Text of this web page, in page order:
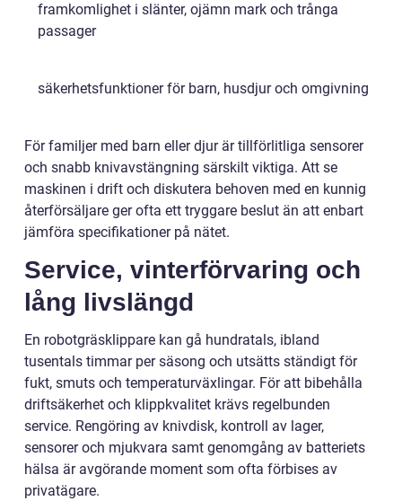
framkomlighet i slänter, ojämn mark och trånga
passager
säkerhetsfunktioner för barn, husdjur och omgivning
För familjer med barn eller djur är tillförlitliga sensorer
och snabb knivavstängning särskilt viktiga. Att se
maskinen i drift och diskutera behoven med en kunnig
återförsäljare ger ofta ett tryggare beslut än att enbart
jämföra specifikationer på nätet.
Service, vinterförvaring och
lång livslängd
En robotgräsklippare kan gå hundratals, ibland
tusentals timmar per säsong och utsätts ständigt för
fukt, smuts och temperaturväxlingar. För att bibehålla
driftsäkerhet och klippkvalitet krävs regelbunden
service. Rengöring av knivdisk, kontroll av lager,
sensorer och mjukvara samt genomgång av batteriets
hälsa är avgörande moment som ofta förbises av
privatägare.